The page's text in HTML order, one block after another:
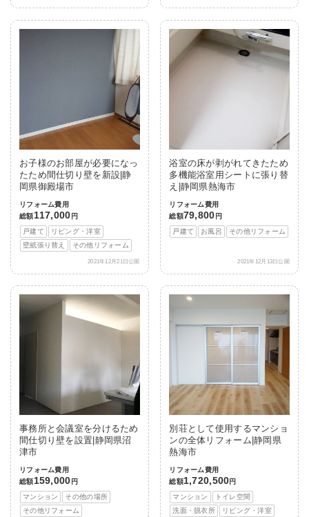
お子様のお部屋が必要になっ
たため間仕切り壁を新設|静
岡県御殿場市
リフォーム費用
総額117,000 円
戸建て
リビング・洋室
壁紙張り替え
その他リフォーム
2021年12月21日公開
浴室の床が剥がれてきたため
多機能浴室用シートに張り替
え|静岡県熱海市
リフォーム費用
総額79,800 円
戸建て
お風呂 その他リフォーム
2021年12月13日公開
事務所と会議室を分けるため
間仕切り壁を設置|静岡県沼
津市
リフォーム費用
総額159,000 円
マンション
その他の場所
その他リフォーム
別荘として使用するマンショ
ンの全体リフォーム|静岡県
熱海市
リフォーム費用
総額1,720,500円
マンション
トイレ空間
洗面・脱衣所
リビング・洋室